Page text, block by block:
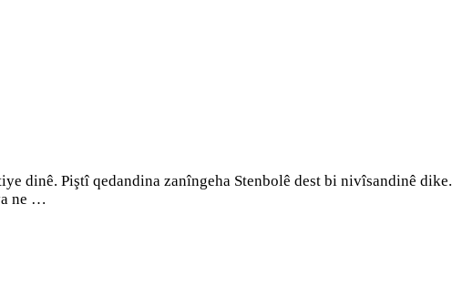
dinê. Piştî qedandina zanîngeha Stenbolê dest bi nivîsandinê dike.
ne …